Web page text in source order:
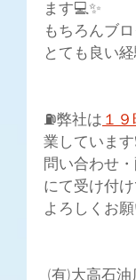
ます💻✨
もちろんブロ
とても良い
⛽弊社は１９
業していま
問い合わせ
にて受け付
よろしくお